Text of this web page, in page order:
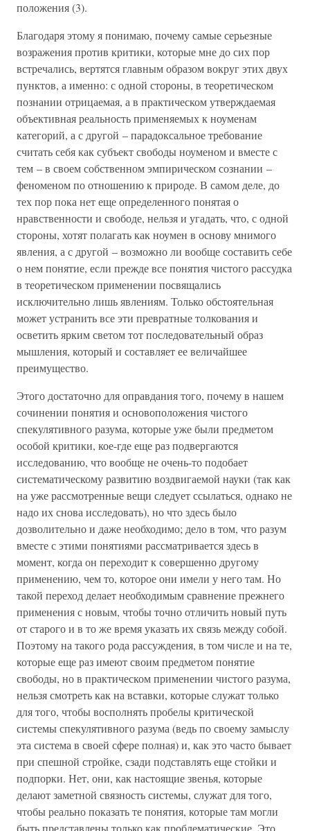
положения (3).
Благодаря этому я понимаю, почему самые серьезные
возражения против критики, которые мне до сих пор
встречались, вертятся главным образом вокруг этих двух
пунктов, а именно: с одной стороны, в теоретическом
познании отрицаемая, а в практическом утверждаемая
объективная реальность применяемых к ноуменам
категорий, а с другой – парадоксальное требование
считать себя как субъект свободы ноуменом и вместе с
тем – в своем собственном эмпирическом сознании –
феноменом по отношению к природе. В самом деле, до
тех пор пока нет еще определенного понятая о
нравственности и свободе, нельзя и угадать, что, с одной
стороны, хотят полагать как ноумен в основу мнимого
явления, а с другой – возможно ли вообще составить себе
о нем понятие, если прежде все понятия чистого рассудка
в теоретическом применении посвящались
исключительно лишь явлениям. Только обстоятельная
может устранить все эти превратные толкования и
осветить ярким светом тот последовательный образ
мышления, который и составляет ее величайшее
преимущество.
Этого достаточно для оправдания того, почему в нашем
сочинении понятия и основоположения чистого
спекулятивного разума, которые уже были предметом
особой критики, кое-где еще раз подвергаются
исследованию, что вообще не очень-то подобает
систематическому развитию воздвигаемой науки (так как
на уже рассмотренные вещи следует ссылаться, однако не
надо их снова исследовать), но что здесь было
дозволительно и даже необходимо; дело в том, что разум
вместе с этими понятиями рассматривается здесь в
момент, когда он переходит к совершенно другому
применению, чем то, которое они имели у него там. Но
такой переход делает необходимым сравнение прежнего
применения с новым, чтобы точно отличить новый путь
от старого и в то же время указать их связь между собой.
Поэтому на такого рода рассуждения, в том числе и на те,
которые еще раз имеют своим предметом понятие
свободы, но в практическом применении чистого разума,
нельзя смотреть как на вставки, которые служат только
для того, чтобы восполнять пробелы критической
системы спекулятивного разума (ведь по своему замыслу
эта система в своей сфере полная) и, как это часто бывает
при спешной стройке, сзади подставлять еще стойки и
подпорки. Нет, они, как настоящие звенья, которые
делают заметной связность системы, служат для того,
чтобы реально показать те понятия, которые там могли
быть представлены только как проблематические. Это